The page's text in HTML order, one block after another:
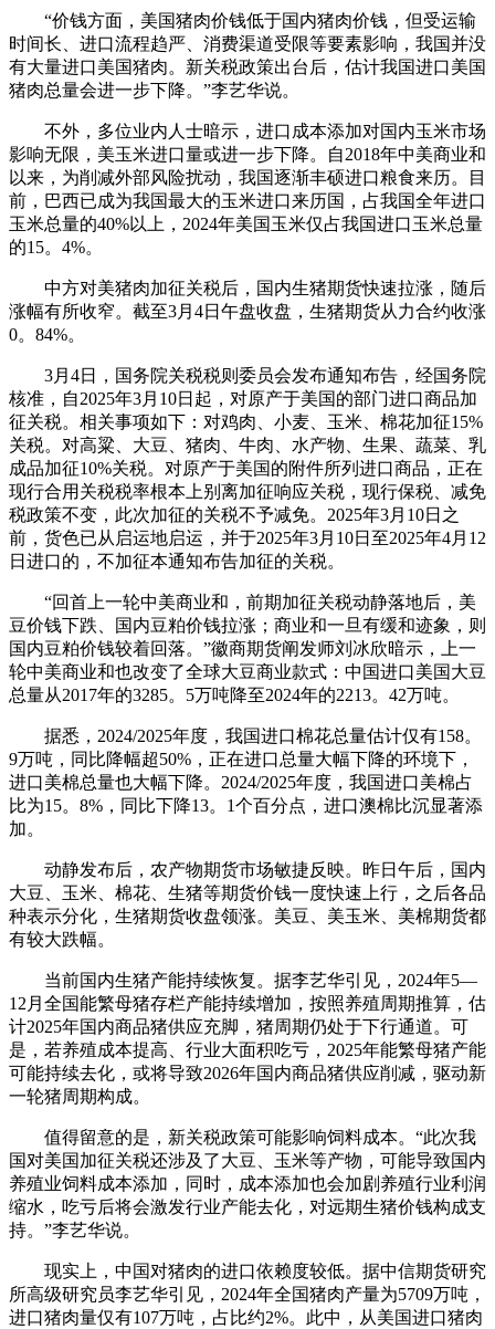
“价钱方面，美国猪肉价钱低于国内猪肉价钱，但受运输
时间长、进口流程趋严、消费渠道受限等要素影响，我国并没
有大量进口美国猪肉。新关税政策出台后，估计我国进口美国
猪肉总量会进一步下降。”李艺华说。
不外，多位业内人士暗示，进口成本添加对国内玉米市场
影响无限，美玉米进口量或进一步下降。自2018年中美商业和
以来，为削减外部风险扰动，我国逐渐丰硕进口粮食来历。目
前，巴西已成为我国最大的玉米进口来历国，占我国全年进口
玉米总量的40%以上，2024年美国玉米仅占我国进口玉米总量
的15。4%。
中方对美猪肉加征关税后，国内生猪期货快速拉涨，随后
涨幅有所收窄。截至3月4日午盘收盘，生猪期货从力合约收涨
0。84%。
3月4日，国务院关税税则委员会发布通知布告，经国务院
核准，自2025年3月10日起，对原产于美国的部门进口商品加
征关税。相关事项如下：对鸡肉、小麦、玉米、棉花加征15%
关税。对高粱、大豆、猪肉、牛肉、水产物、生果、蔬菜、乳
成品加征10%关税。对原产于美国的附件所列进口商品，正在
现行合用关税税率根本上别离加征响应关税，现行保税、减免
税政策不变，此次加征的关税不予减免。2025年3月10日之
前，货色已从启运地启运，并于2025年3月10日至2025年4月12
日进口的，不加征本通知布告加征的关税。
“回首上一轮中美商业和，前期加征关税动静落地后，美
豆价钱下跌、国内豆粕价钱拉涨；商业和一旦有缓和迹象，则
国内豆粕价钱较着回落。”徽商期货阐发师刘冰欣暗示，上一
轮中美商业和也改变了全球大豆商业款式：中国进口美国大豆
总量从2017年的3285。5万吨降至2024年的2213。42万吨。
据悉，2024/2025年度，我国进口棉花总量估计仅有158。
9万吨，同比降幅超50%，正在进口总量大幅下降的环境下，
进口美棉总量也大幅下降。2024/2025年度，我国进口美棉占
比为15。8%，同比下降13。1个百分点，进口澳棉比沉显著添
加。
动静发布后，农产物期货市场敏捷反映。昨日午后，国内
大豆、玉米、棉花、生猪等期货价钱一度快速上行，之后各品
种表示分化，生猪期货收盘领涨。美豆、美玉米、美棉期货都
有较大跌幅。
当前国内生猪产能持续恢复。据李艺华引见，2024年5—
12月全国能繁母猪存栏产能持续增加，按照养殖周期推算，估
计2025年国内商品猪供应充脚，猪周期仍处于下行通道。可
是，若养殖成本提高、行业大面积吃亏，2025年能繁母猪产能
可能持续去化，或将导致2026年国内商品猪供应削减，驱动新
一轮猪周期构成。
值得留意的是，新关税政策可能影响饲料成本。“此次我
国对美国加征关税还涉及了大豆、玉米等产物，可能导致国内
养殖业饲料成本添加，同时，成本添加也会加剧养殖行业利润
缩水，吃亏后将会激发行业产能去化，对远期生猪价钱构成支
持。”李艺华说。
现实上，中国对猪肉的进口依赖度较低。据中信期货研究
所高级研究员李艺华引见，2024年全国猪肉产量为5709万吨，
进口猪肉量仅有107万吨，占比约2%。此中，从美国进口猪肉